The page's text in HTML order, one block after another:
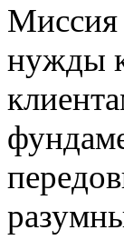
Миссия
нужды